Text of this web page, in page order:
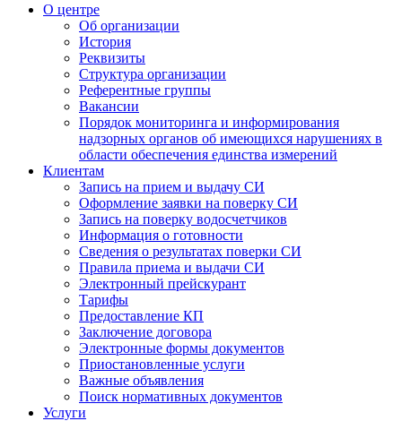
О центре
Об организации
История
Реквизиты
Структура организации
Референтные группы
Вакансии
Порядок мониторинга и информирования
надзорных органов об имеющихся нарушениях в
области обеспечения единства измерений
Клиентам
Запись на прием и выдачу СИ
Оформление заявки на поверку СИ
Запись на поверку водосчетчиков
Информация о готовности
Сведения о результатах поверки СИ
Правила приема и выдачи СИ
Электронный прейскурант
Тарифы
Предоставление КП
Заключение договора
Электронные формы документов
Приостановленные услуги
Важные объявления
Поиск нормативных документов
Услуги